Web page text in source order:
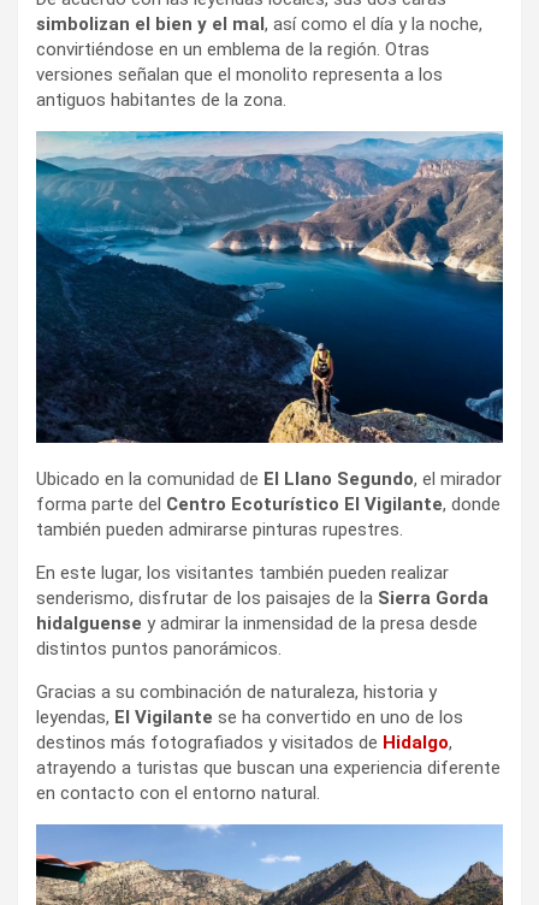
simbolizan el bien y el mal, así como el día y la noche,
convirtiéndose en un emblema de la región. Otras
versiones señalan que el monolito representa a los
antiguos habitantes de la zona.
Ubicado en la comunidad de El Llano Segundo, el mirador
forma parte del Centro Ecoturístico El Vigilante, donde
también pueden admirarse pinturas rupestres.
En este lugar, los visitantes también pueden realizar
senderismo, disfrutar de los paisajes de la Sierra Gorda
hidalguense y admirar la inmensidad de la presa desde
distintos puntos panorámicos.
Gracias a su combinación de naturaleza, historia y
leyendas, El Vigilante se ha convertido en uno de los
destinos más fotografiados y visitados de Hidalgo,
atrayendo a turistas que buscan una experiencia diferente
en contacto con el entorno natural.